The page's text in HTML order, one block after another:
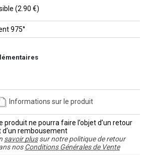
(2.90 €)
975°
Informations sur le produit
produit ne pourra faire l’objet d’un retour
d’un rembousement
savoir plussur notre politique de retour
nosConditions Générales de Vente